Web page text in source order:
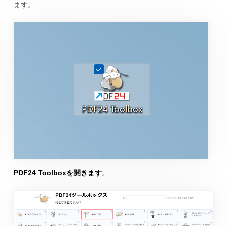
ます。
PDF24 Toolboxを開きます。